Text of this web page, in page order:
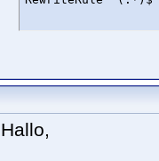
Hallo,